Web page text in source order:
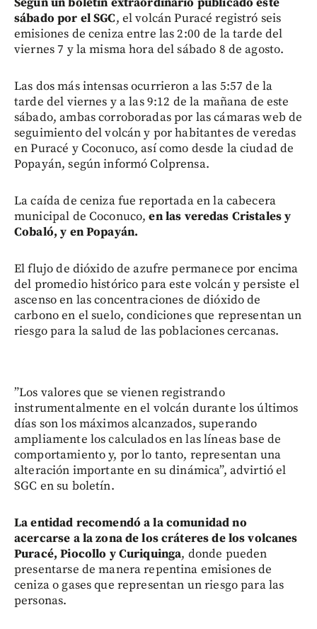
sábado por el SGC, el volcán Puracé registró seis
emisiones de ceniza entre las 2:00 de la tarde del
viernes 7 y la misma hora del sábado 8 de agosto.
Las dos más intensas ocurrieron a las 5:57 de la
tarde del viernes y a las 9:12 de la mañana de este
sábado, ambas corroboradas por las cámaras web de
seguimiento del volcán y por habitantes de veredas
en Puracé y Coconuco, así como desde la ciudad de
Popayán, según informó Colprensa.
La caída de ceniza fue reportada en la cabecera
municipal de Coconuco,en las veredas Cristales y
Cobaló, y en Popayán.
El flujo de dióxido de azufre permanece por encima
del promedio histórico para este volcán y persiste el
ascenso en las concentraciones de dióxido de
carbono en el suelo, condiciones que representan un
riesgo para la salud de las poblaciones cercanas.
”Los valores que se vienen registrando
instrumentalmente en el volcán durante los últimos
días son los máximos alcanzados, superando
ampliamente los calculados en las líneas base de
comportamiento y, por lo tanto, representan una
alteración importante en su dinámica”, advirtió el
SGC en su boletín.
La entidad recomendó a la comunidad no
acercarse a la zona de los cráteres de los volcanes
Puracé, Piocollo y Curiquinga, donde pueden
presentarse de manera repentina emisiones de
ceniza o gases que representan un riesgo para las
personas.